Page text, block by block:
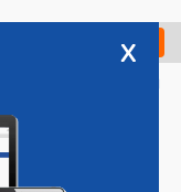
Check in
x